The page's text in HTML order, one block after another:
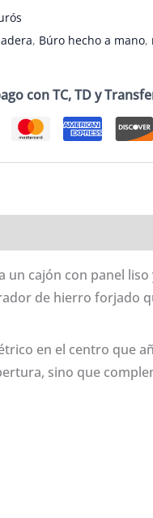
, Búro hecho a mano,
con TC, TD y
un cajón con panel
de hierro forjado
en el centro que
sino que